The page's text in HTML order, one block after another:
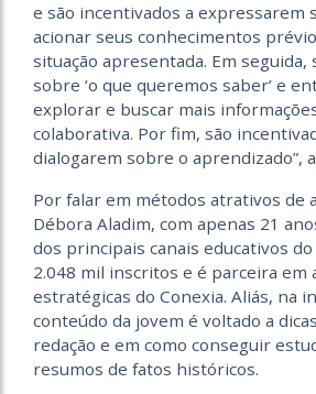
e são incentivados a expressarem
acionar seus conhecimentos
situação apresentada. Em seguida,
sobre ‘o que queremos saber’ e
explorar e buscar mais
colaborativa. Por fim, são
dialogarem sobre o aprendizado”,
Por falar em métodos atrativos de
Débora Aladim, com apenas 21
dos principais canais educativos
2.048 mil inscritos e é parceira em
estratégicas do Conexia. Aliás, na
conteúdo da jovem é voltado a
redação e em como conseguir
resumos de fatos históricos.